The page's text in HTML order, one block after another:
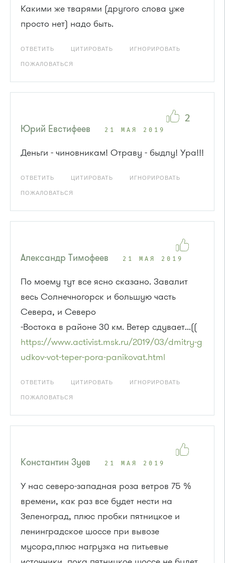
Какими же тварями (другого слова уже
просто нет) надо быть.
ОТВЕТИТЬ ЦИТИРОВАТЬ ИГНОРИРОВАТЬ
ПОЖАЛОВАТЬСЯ
Юрий Евстифеев 21 МАЯ 2019
Деньги - чиновникам! Отраву - быдлу! Ура!!!
ОТВЕТИТЬ ЦИТИРОВАТЬ ИГНОРИРОВАТЬ
ПОЖАЛОВАТЬСЯ
2
Александр Тимофеев 21 МАЯ 2019
По моему тут все ясно сказано. Завалит
весь Солнечногорск и большую часть
Севера, и Северо
-Востока в районе 30 км. Ветер сдувает...((
https://www.activist.msk.ru/2019/03/dmitry-g
udkov-vot-teper-pora-panikovat.html
ОТВЕТИТЬ ЦИТИРОВАТЬ ИГНОРИРОВАТЬ
ПОЖАЛОВАТЬСЯ
Константин Зуев 21 МАЯ 2019
У нас северо-западная роза ветров 75 %
времени, как раз все будет нести на
Зеленоград, плюс пробки пятницкое и
ленинградское шоссе при вывозе
мусора,плюс нагрузка на питьевые